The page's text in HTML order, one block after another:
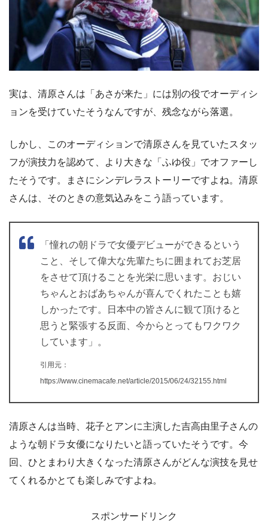
実は、清原さんは「あさが来た」には別の役でオーディシ
ョンを受けていたそうなんですが、残念ながら落選。
しかし、このオーディションで清原さんを見ていたスタッ
フが演技力を認めて、より大きな「ふゆ役」でオファーし
たそうです。まさにシンデレラストーリーですよね。清原
さんは、そのときの意気込みをこう語っています。
「憧れの朝ドラで女優デビューができるという
こと、そして偉大な先輩たちに囲まれてお芝居
をさせて頂けることを光栄に思います。おじい
ちゃんとおばあちゃんが喜んでくれたことも嬉
しかったです。日本中の皆さんに観て頂けると
思うと緊張する反面、今からとってもワクワク
しています」。
引用元：
https://www.cinemacafe.net/article/2015/06/24/32155.html
清原さんは当時、花子とアンに主演した吉高由里子さんの
ような朝ドラ女優になりたいと語っていたそうです。今
回、ひとまわり大きくなった清原さんがどんな演技を見せ
てくれるかとても楽しみですよね。
スポンサードリンク